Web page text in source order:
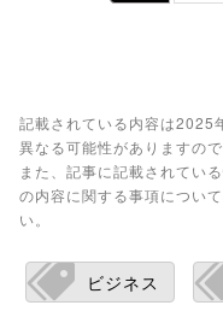
記載されている内容は2025
異なる可能性がありますの
また、記事に記載されてい
の内容に関する事項につい
い。
ビジネス